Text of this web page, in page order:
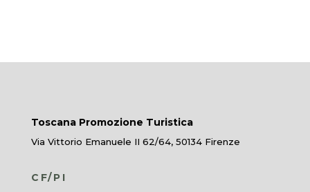
Toscana Promozione Turistica
Via Vittorio Emanuele II 62/64, 50134 Firenze
CF/PI